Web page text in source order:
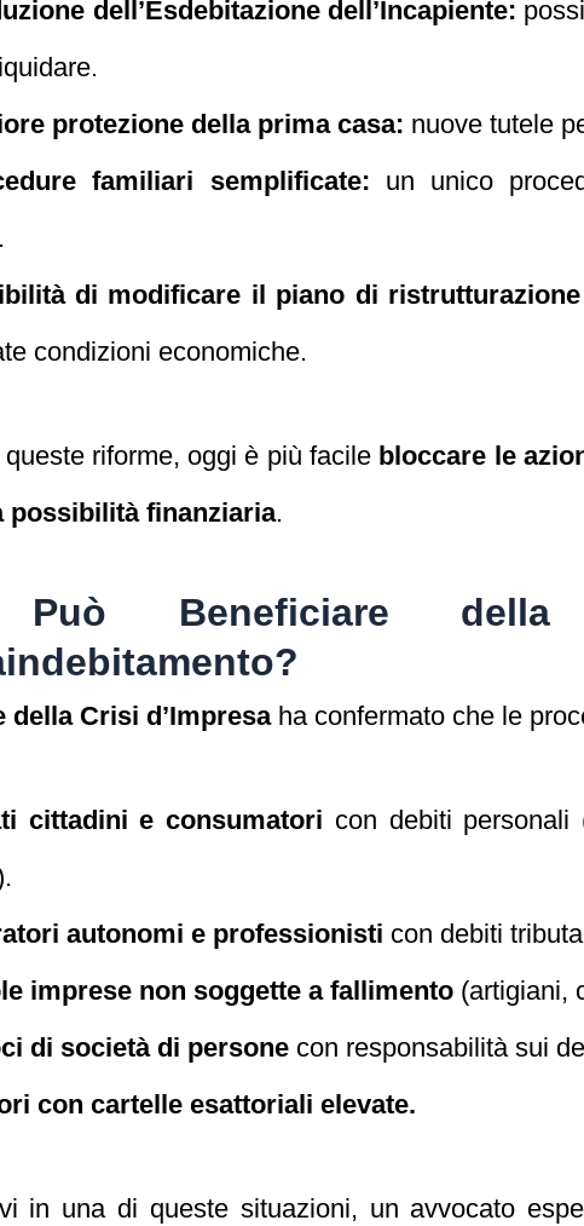
dell’Esdebitazione dell’Incapiente:
protezione della prima casa: nuove tutele
familiari semplificate: un unico
di modificare il piano di
condizioni economiche.
riforme, oggi è più facile bloccare le
possibilità finanziaria.
Beneficiare
della Crisi d’Impresaha confermato che le
cittadini e consumatori con debiti personali
autonomi e professionisti con debiti
imprese non soggette a fallimento (artigiani,
di società di persone con responsabilità sui
con cartelle esattoriali elevate.
in una di queste situazioni, un avvocato